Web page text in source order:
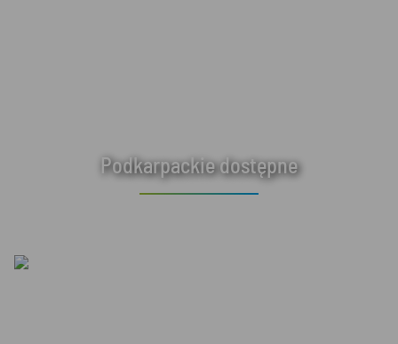
Podkarpackie dostępne